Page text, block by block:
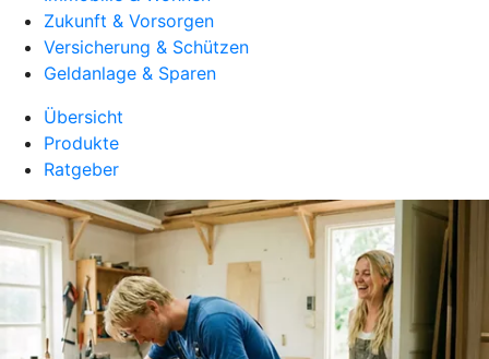
Zukunft & Vorsorgen
Versicherung & Schützen
Geldanlage & Sparen
Übersicht
Produkte
Ratgeber